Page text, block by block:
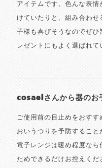
アイテムです。色んな表
けていたりと、組み合わ
子様も喜びそうなのでぜ
レゼントにもよく選ばれて
cosaelさんから器のお
ご使用前の目止めをおす
おいうつりを予防すること
電子レンジは暖め程度な
ためできるだけお控えく